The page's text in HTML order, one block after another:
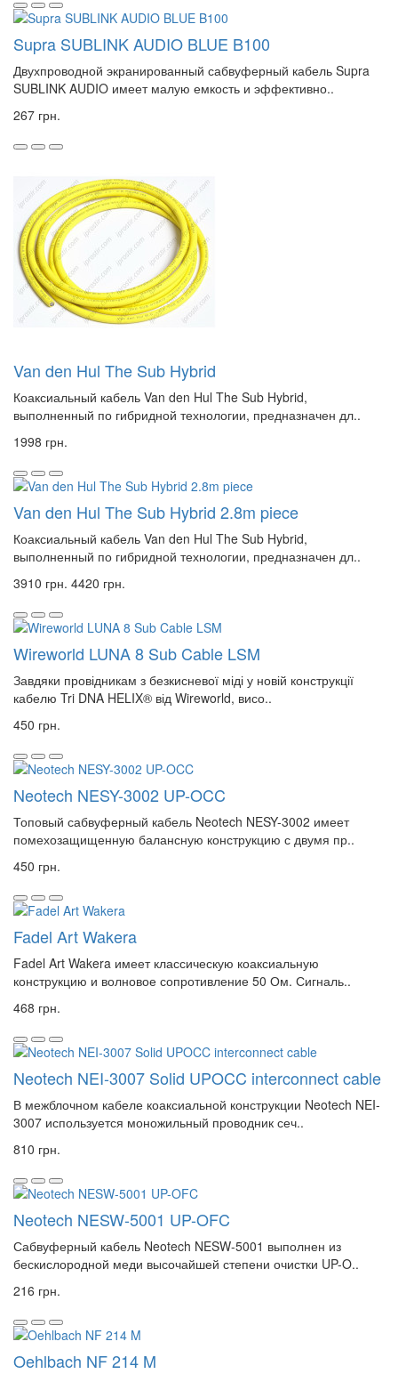
Supra SUBLINK AUDIO BLUE B100
Двухпроводной экранированный сабвуферный кабель Supra
SUBLINK AUDIO имеет малую емкость и эффективно..
267 грн.
Van den Hul The Sub Hybrid
Коаксиальный кабель Van den Hul The Sub Hybrid,
выполненный по гибридной технологии, предназначен дл..
1998 грн.
Van den Hul The Sub Hybrid 2.8m piece
Коаксиальный кабель Van den Hul The Sub Hybrid,
выполненный по гибридной технологии, предназначен дл..
3910 грн. 4420 грн.
Wireworld LUNA 8 Sub Cable LSM
Завдяки провідникам з безкисневої міді у новій конструкції
кабелю Tri DNA HELIX® від Wireworld, висо..
450 грн.
Neotech NESY-3002 UP-OCC
Топовый сабвуферный кабель Neotech NESY-3002 имеет
помехозащищенную балансную конструкцию с двумя пр..
450 грн.
Fadel Art Wakera
Fadel Art Wakera имеет классическую коаксиальную
конструкцию и волновое сопротивление 50 Ом. Сигналь..
468 грн.
Neotech NEI-3007 Solid UPOCC interconnect cable
В межблочном кабеле коаксиальной конструкции Neotech NEI-
3007 используется моножильный проводник сеч..
810 грн.
Neotech NESW-5001 UP-OFC
Сабвуферный кабель Neotech NESW-5001 выполнен из
бескислородной меди высочайшей степени очистки UP-O..
216 грн.
Oehlbach NF 214 M